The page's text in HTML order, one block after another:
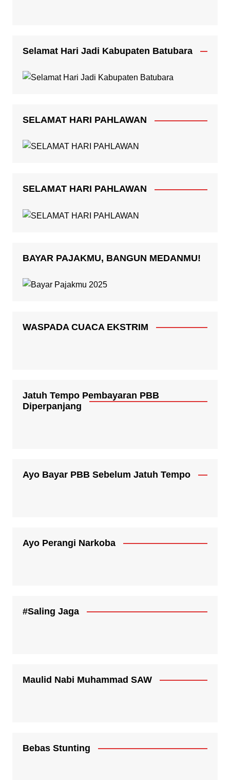
Selamat Hari Jadi Kabupaten Batubara
SELAMAT HARI PAHLAWAN
SELAMAT HARI PAHLAWAN
BAYAR PAJAKMU, BANGUN MEDANMU!
WASPADA CUACA EKSTRIM
Jatuh Tempo Pembayaran PBB
Diperpanjang
Ayo Bayar PBB Sebelum Jatuh Tempo
Ayo Perangi Narkoba
#Saling Jaga
Maulid Nabi Muhammad SAW
Bebas Stunting